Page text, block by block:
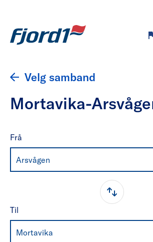
Velg samband
Mortavika-
Frå
Arsvågen
Til
Mortavika